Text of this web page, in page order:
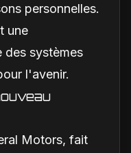
personnelles.
une
des systèmes
l'avenir.
Motors, fait